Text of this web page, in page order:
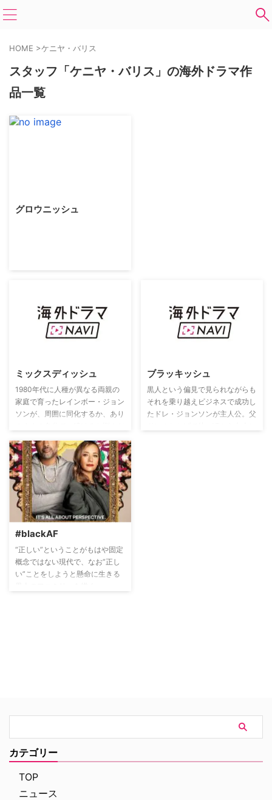
HOME >ケニヤ・バリス
スタッフ「ケニヤ・バリス」の海外ドラマ作
品一覧
グロウニッシュ
ミックスディッシュ
1980年代に人種が異なる両親の
家庭で育ったレインボー・ジョン
ソンが、周囲に同化するか、あり
はヒッピーの共同体から郊外への
引っ越しを決意。両親が新生活に
苦労する一方で、レインボーら子
どもたちは白人とも黒人とも認識
されない学校生活に直面する。
ブラッキッシュ
黒人という偏見で見られながらも
それを乗り越えビジネスで成功し
たドレ・ジョンソンが主人公。父
#blackAF
“正しい”ということがもはや固定
概念ではない現代で、なお”正し
い”ことをしようと懸命に生きる
カテゴリー
TOP
ニュース